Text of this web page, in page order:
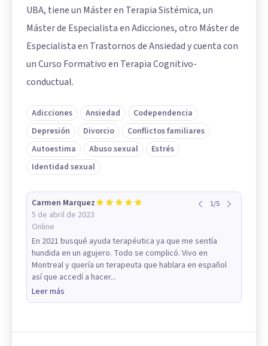
UBA, tiene un Máster en Terapia Sistémica, un
Máster de Especialista en Adicciones, otro Máster de
Especialista en Trastornos de Ansiedad y cuenta con
un Curso Formativo en Terapia Cognitivo-
conductual.
Adicciones Ansiedad
Codependencia
Depresión
Divorcio
Conflictos familiares
Autoestima
Abuso sexual
Estrés
Identidad sexual
Carmen Marquez
5 de abril de 2023
Online
1/5
En 2021 busqué ayuda terapéutica ya que me sentía
hundida en un agujero. Todo se complicó. Vivo en
Montreal y quería un terapeuta que hablara en español
así que accedí a hacer...
Leer más